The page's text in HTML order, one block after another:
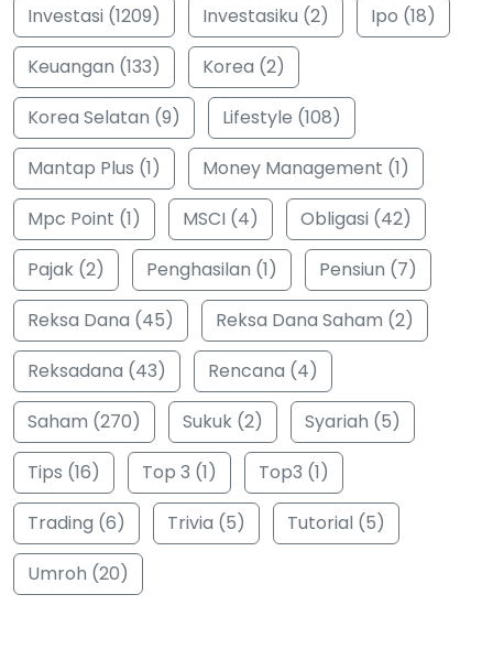
Investasi (1209)
Investasiku (2)
Ipo (18)
Keuangan (133)
Korea (2)
Korea Selatan (9)
Lifestyle (108)
Mantap Plus (1)
Money Management (1)
Mpc Point (1)
MSCI (4)
Obligasi (42)
Pajak (2)
Penghasilan (1)
Pensiun (7)
Reksa Dana (45)
Reksa Dana Saham (2)
Reksadana (43)
Rencana (4)
Saham (270)
Sukuk (2)
Syariah (5)
Tips (16)
Top 3 (1)
Top3 (1)
Trading (6)
Trivia (5)
Tutorial (5)
Umroh (20)